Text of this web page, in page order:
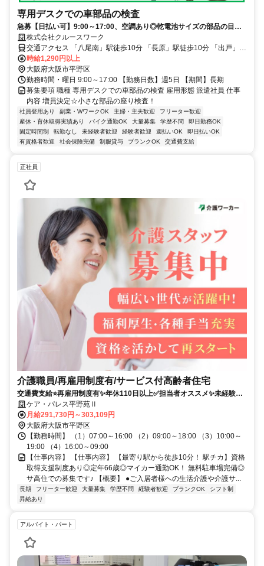
専用デスクでの車部品の検査
急募【日払い可】9:00～17:00、空調あり◎乾電池サイズの部品の目視
検査株式会社クルースワーク
交通アクセス 「八尾南」駅徒歩10分 「長原」駅徒歩10分 「出戸」駅
自転車9分
時給1,290円以上
大阪府大阪市平野区
勤務時間・曜日 9:00～17:00 【勤務日数】週5日 【期間】長期
募集要項 職種 専用デスクでの車部品の検査 雇用形態 派遣社員 仕事
内容 増員決定☆小さな部品の座り検査！
社員登用あり 副業・WワークOK 主婦・主夫歓迎
フリーター歓迎
産休・育休取得実績あり
バイク通勤OK 大量募集 学歴不問
即日勤務OK
固定時間制
転勤なし 未経験者歓迎 経験者歓迎 週払いOK
即日払いOK
有資格者歓迎
社会保険完備 制服貸与 ブランクOK 交通費支給
正社員
介護職員/再雇用制度有/サービス付高齢者住宅
交通費支給⭐️再雇用制度有✨年休110日以上✅️担当者オススメ✨未経験歓
迎⭕️研修支援有✨経験者優遇❗️車通勤ＯＫ⭐️週休2日✊️駅チカ
ケア・パレス平野苑Ⅱ
月給291,730円～303,109円
大阪府大阪市平野区
【勤務時間】 （1）07:00～16:00 （2）09:00～18:00 （3）10:00～
19:00 （4）16:00～09:00
【仕事内容】 【仕事内容】 【最寄り駅から徒歩10分！ 駅チカ】資格
取得支援制度あり◎定年66歳◎マイカー通勤OK！ 無料駐車場完備◎
サ高住での募集です♪ 【概要】 ●ご入居者様への生活介護や介護サ...
長期 フリーター歓迎 大量募集 学歴不問 経験者歓迎 ブランクOK
シフト制
昇給あり
アルバイト・パート